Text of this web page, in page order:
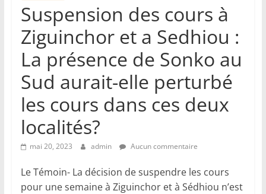
Suspension des cours à
Ziguinchor et a Sedhiou :
La présence de Sonko au
Sud aurait-elle perturbé
les cours dans ces deux
localités?
mai 20, 2023 admin Aucun commentaire
Le Témoin- La décision de suspendre les cours
pour une semaine à Ziguinchor et à Sédhiou n’est